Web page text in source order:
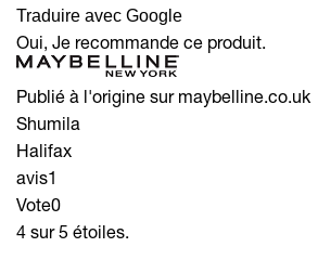
Traduire avec Google
Oui, Je recommande ce produit.
Publié à l'origine sur maybelline.co.uk
Shumila
Halifax
avis1
Vote0
4 sur 5 étoiles.